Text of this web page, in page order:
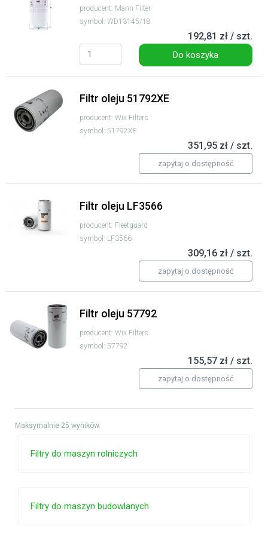
Filtry do maszyn rolniczych
Filtry do maszyn budowlanych
producent: Mann Filter
symbol: WD13145/18
192,81 zł / szt.
Do koszyka
Filtr oleju 51792XE
producent: Wix Filters
symbol: 51792XE
351,95 zł / szt.
zapytaj o dostępność
Filtr oleju LF3566
producent: Fleetguard
symbol: LF3566
309,16 zł / szt.
zapytaj o dostępność
Filtr oleju 57792
producent: Wix Filters
symbol: 57792
155,57 zł / szt.
zapytaj o dostępność
Maksymalnie 25 wyników.